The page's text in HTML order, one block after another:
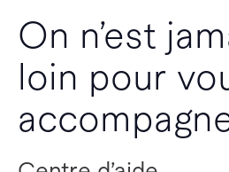
On n’est
loin pour